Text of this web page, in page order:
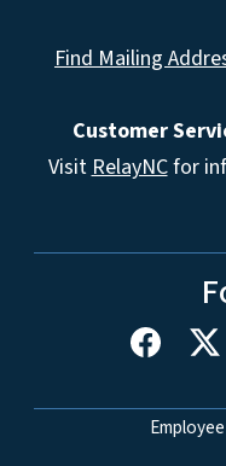
Find Mailing
Customer
VisitRelayNCfor
Network